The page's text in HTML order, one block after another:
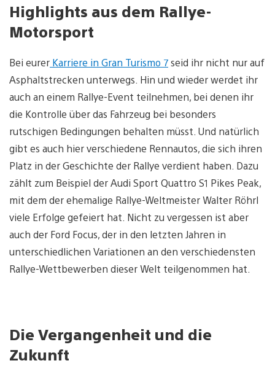
Highlights aus dem Rallye-
Motorsport
Bei eurer Karriere in Gran Turismo 7seid ihr nicht nur auf
Asphaltstrecken unterwegs. Hin und wieder werdet ihr
auch an einem Rallye-Event teilnehmen, bei denen ihr
die Kontrolle über das Fahrzeug bei besonders
rutschigen Bedingungen behalten müsst. Und natürlich
gibt es auch hier verschiedene Rennautos, die sich ihren
Platz in der Geschichte der Rallye verdient haben. Dazu
zählt zum Beispiel der Audi Sport Quattro S1 Pikes Peak,
mit dem der ehemalige Rallye-Weltmeister Walter Röhrl
viele Erfolge gefeiert hat. Nicht zu vergessen ist aber
auch der Ford Focus, der in den letzten Jahren in
unterschiedlichen Variationen an den verschiedensten
Rallye-Wettbewerben dieser Welt teilgenommen hat.
Die Vergangenheit und die
Zukunft